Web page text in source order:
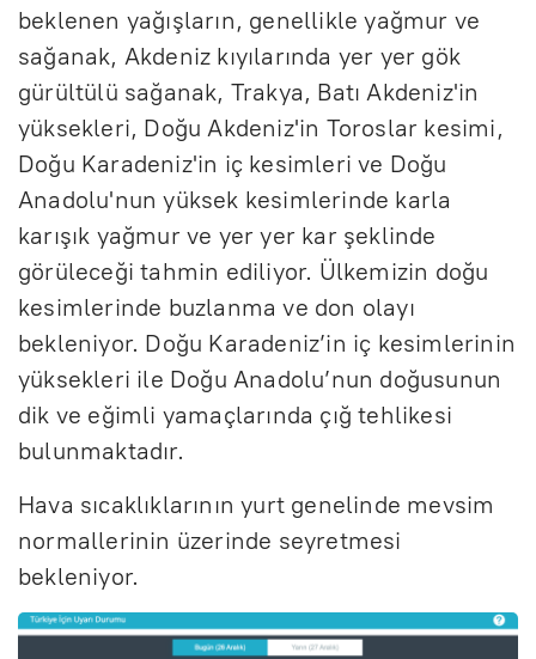
beklenen yağışların, genellikle yağmur ve
sağanak, Akdeniz kıyılarında yer yer gök
gürültülü sağanak, Trakya, Batı Akdeniz'in
yüksekleri, Doğu Akdeniz'in Toroslar kesimi,
Doğu Karadeniz'in iç kesimleri ve Doğu
Anadolu'nun yüksek kesimlerinde karla
karışık yağmur ve yer yer kar şeklinde
görüleceği tahmin ediliyor. Ülkemizin doğu
kesimlerinde buzlanma ve don olayı
bekleniyor. Doğu Karadeniz’in iç kesimlerinin
yüksekleri ile Doğu Anadolu’nun doğusunun
dik ve eğimli yamaçlarında çığ tehlikesi
bulunmaktadır.
Hava sıcaklıklarının yurt genelinde mevsim
normallerinin üzerinde seyretmesi
bekleniyor.